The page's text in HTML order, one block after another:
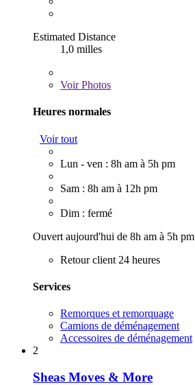
Estimated Distance
1,0 milles
VoirPhotos
Heures normales
Voir tout
Lun - ven : 8h am à 5h pm
Sam : 8h am à 12h pm
Dim : fermé
Ouvert aujourd'hui de 8h am à 5h pm
Retour client 24 heures
Services
Remorques et remorquage
Camions de déménagement
Accessoires de déménagement
2
Sheas Moves & More